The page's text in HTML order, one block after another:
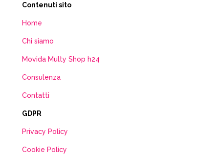
Contenuti sito
Home
Chi siamo
Movida Multy Shop h24
Consulenza
Contatti
GDPR
Privacy Policy
Cookie Policy